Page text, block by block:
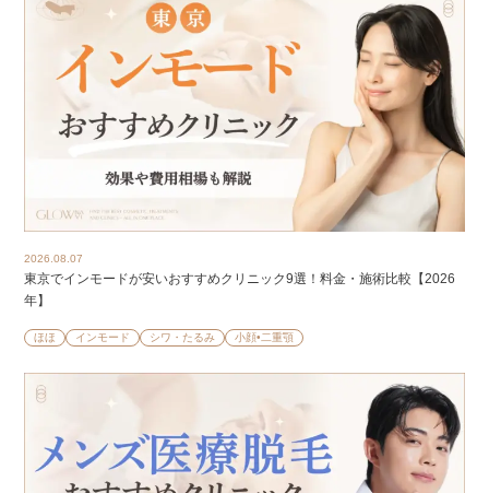
2026.08.07
東京でインモードが安いおすすめクリニック9選！料金・施術比較【2026
年】
ほほ インモード シワ・たるみ 小顔•二重顎